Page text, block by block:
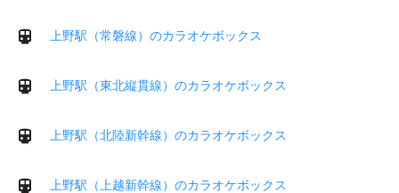
上野駅（常磐線）のカラオケボックス
上野駅（東北縦貫線）のカラオケボックス
上野駅（北陸新幹線）のカラオケボックス
上野駅（上越新幹線）のカラオケボックス